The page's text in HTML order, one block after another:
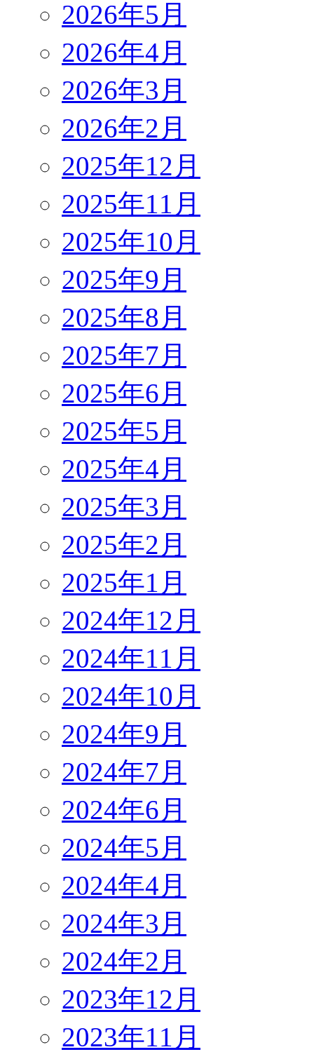
2026年5月
2026年4月
2026年3月
2026年2月
2025年12月
2025年11月
2025年10月
2025年9月
2025年8月
2025年7月
2025年6月
2025年5月
2025年4月
2025年3月
2025年2月
2025年1月
2024年12月
2024年11月
2024年10月
2024年9月
2024年7月
2024年6月
2024年5月
2024年4月
2024年3月
2024年2月
2023年12月
2023年11月